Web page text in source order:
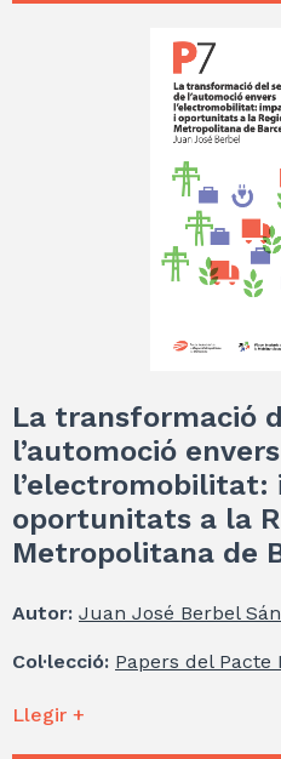
La transformació
l’automoció envers
l’electromobilitat:
oportunitats a la
Metropolitana de
Autor: Juan José Berbel
Col·lecció: Papers del
Llegir +